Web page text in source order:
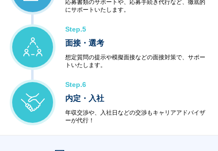
応募書類のサポートや、応募手続き代行など、徹底的
にサポートいたします。
Step.5
面接・選考
想定質問の提示や模擬面接などの面接対策で、サポー
トいたします。
Step.6
内定・入社
年収交渉や、入社日などの交渉もキャリアアドバイザ
ーが代行！